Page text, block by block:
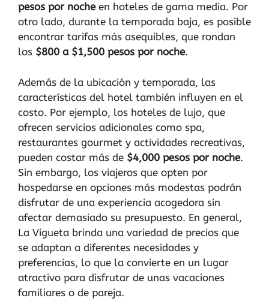
pesos por nocheen hoteles de gama media. Por
otro lado, durante la temporada baja, es posible
encontrar tarifas más asequibles, que rondan
los $800 a $1,500 pesos por noche.
Además de la ubicación y temporada, las
características del hotel también influyen en el
costo. Por ejemplo, los hoteles de lujo, que
ofrecen servicios adicionales como spa,
restaurantes gourmet y actividades recreativas,
pueden costar más de $4,000 pesos por noche.
Sin embargo, los viajeros que opten por
hospedarse en opciones más modestas podrán
disfrutar de una experiencia acogedora sin
afectar demasiado su presupuesto. En general,
La Vigueta brinda una variedad de precios que
se adaptan a diferentes necesidades y
preferencias, lo que la convierte en un lugar
atractivo para disfrutar de unas vacaciones
familiares o de pareja.